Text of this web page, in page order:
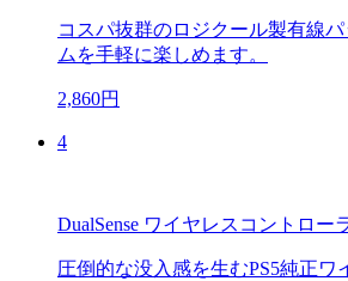
コスパ抜群のロジクール製有線
ムを手軽に楽しめます。
2,860円
4
DualSense ワイヤレスコントロー
圧倒的な没入感を生むPS5純正ワ